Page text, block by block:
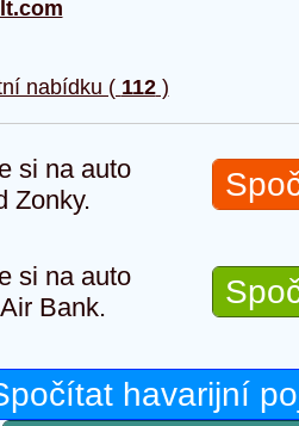
nabídku ( 112)
si na auto
Zonky.
si na auto
Bank.
havarijní